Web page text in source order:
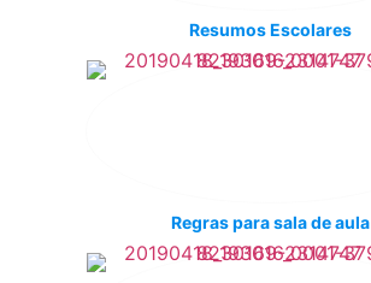
Resumos Escolares
Regras para sala de aula